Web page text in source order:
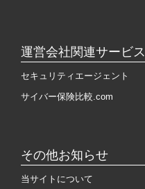
運営会社関連サービス
セキュリティエージェント
サイバー保険比較.com
その他お知らせ
当サイトについて